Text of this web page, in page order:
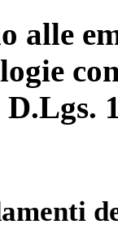
alle